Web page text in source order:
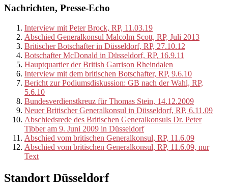
Nachrichten, Presse-Echo
Interview mit Peter Brock, RP, 11.03.19
Abschied Generalkonsul Malcolm Scott, RP, Juli 2013
Britischer Botschafter in Düsseldorf, RP, 27.10.12
Botschafter McDonald in Düsseldorf, RP, 16.9.11
Hauptquartier der British Garrison Rheindalen
Interview mit dem britischen Botschafter, RP, 9.6.10
Bericht zur Podiumsdiskussion: GB nach der Wahl, RP,
5.6.10
Bundesverdienstkreuz für Thomas Stein, 14.12.2009
Neuer Britischer Generalkonsul in Düsseldorf, RP, 6.11.09
Abschiedsrede des Britischen Generalkonsuls Dr. Peter
Tibber am 9. Juni 2009 in Düsseldorf
Abschied vom britischen Generalkonsul, RP, 11.6.09
Abschied vom britischen Generalkonsul, RP, 11.6.09, nur
Text
Standort Düsseldorf